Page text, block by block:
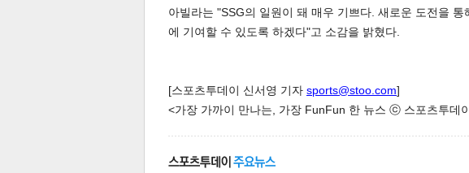
아빌라는 "SSG의 일원이 돼 매우 기쁘다. 새로운 도전을
에 기여할 수 있도록 하겠다"고 소감을 밝혔다.
[스포츠투데이 신서영 기자 sports@stoo.com]
<가장 가까이 만나는, 가장 FunFun 한 뉴스 ⓒ 스포츠투데